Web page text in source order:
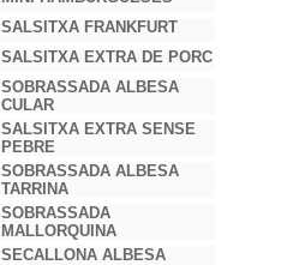
SALSITXA FRANKFURT
SALSITXA EXTRA DE PORC
SOBRASSADA ALBESA
CULAR
SALSITXA EXTRA SENSE
PEBRE
SOBRASSADA ALBESA
TARRINA
SOBRASSADA
MALLORQUINA
SECALLONA ALBESA